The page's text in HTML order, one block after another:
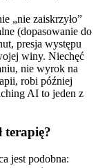
„nie zaiskrzyło”
(dopasowanie do
presja występu
winy. Niechęć
nie wyrok na
robi później
AI to jeden z
terapię?
jest podobna: